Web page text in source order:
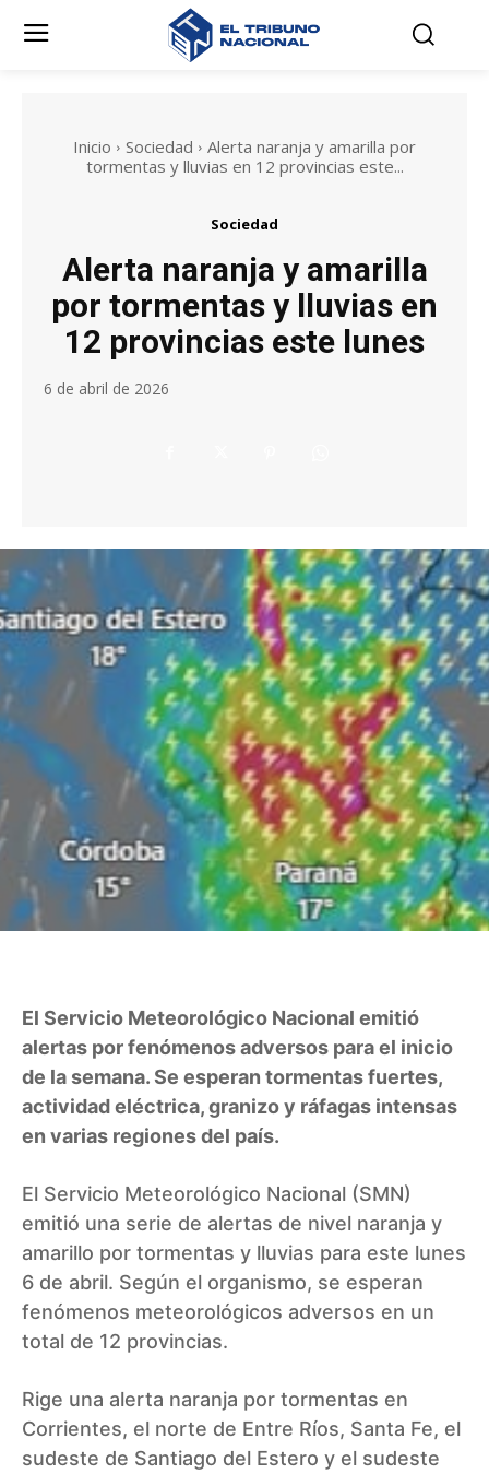
Inicio Sociedad
Alerta naranja y amarilla por
tormentas y lluvias en 12 provincias este...
Sociedad
Alerta naranja y amarilla
por tormentas y lluvias en
12 provincias este lunes
6 de abril de 2026
El Servicio Meteorológico Nacional emitió
alertas por fenómenos adversos para el inicio
de la semana. Se esperan tormentas fuertes,
actividad eléctrica, granizo y ráfagas intensas
en varias regiones del país.
El Servicio Meteorológico Nacional (SMN)
emitió una serie de alertas de nivel naranja y
amarillo por tormentas y lluvias para este lunes
6 de abril. Según el organismo, se esperan
fenómenos meteorológicos adversos en un
total de 12 provincias.
Rige una alerta naranja por tormentas en
Corrientes, el norte de Entre Ríos, Santa Fe, el
sudeste de Santiago del Estero y el sudeste